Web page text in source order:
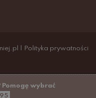
Pomogę wybrać
| Polityka prywatności